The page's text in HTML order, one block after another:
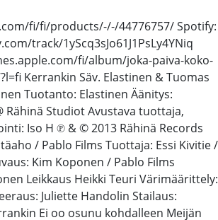
fi/fi/products/-/-/44776757/ Spotify:
track/1yScq3sJo61J1PsLy4YNiq
fi/album/joka-paiva-koko-
Kerrankin Säv. Elastinen & Tuomas
Tuotanto: Elastinen Äänitys:
Rähinä Studiot Avustava tuottaja,
Iso H ℗ & © 2013 Rähinä Records
/ Pablo Films Tuottaja: Essi Kivitie /
Kim Koponen / Pablo Films
Leikkaus Heikki Teuri Värimäärittely:
Juliette Handolin Stailaus:
Ei oo osunu kohdalleen Meijän